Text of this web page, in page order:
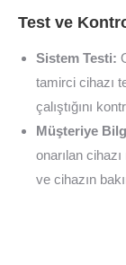
Test ve
Sistem Testi:
tamirci cihazı
çalıştığını
Müşteriye
onarılan
ve cihazın